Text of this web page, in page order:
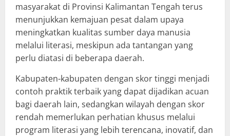
masyarakat di Provinsi Kalimantan Tengah terus
menunjukkan kemajuan pesat dalam upaya
meningkatkan kualitas sumber daya manusia
melalui literasi, meskipun ada tantangan yang
perlu diatasi di beberapa daerah.
Kabupaten-kabupaten dengan skor tinggi menjadi
contoh praktik terbaik yang dapat dijadikan acuan
bagi daerah lain, sedangkan wilayah dengan skor
rendah memerlukan perhatian khusus melalui
program literasi yang lebih terencana, inovatif, dan